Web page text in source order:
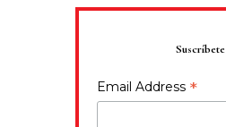
Suscríbete
Email Address *